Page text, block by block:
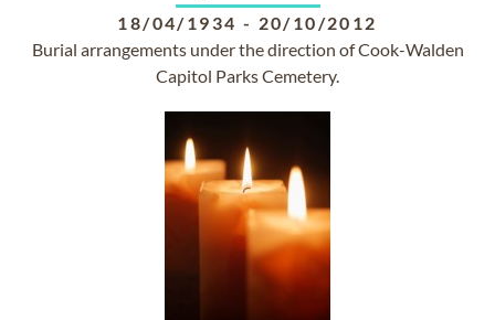
18/04/1934 - 20/10/2012
Burial arrangements under the direction of Cook-Walden
Capitol Parks Cemetery.